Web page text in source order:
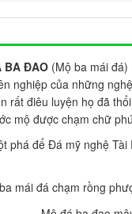
BA ĐAO (Mộ ba mái
nghiệp của những
rất điêu luyện họ đã
mộ được chạm chữ
để Đá mỹ nghệ Tài